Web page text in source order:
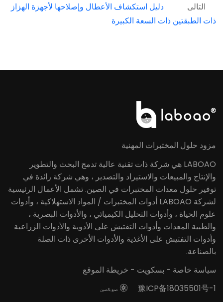
التالى
دليل استكشاف الأعطال وإصلاحها لأجهزة الهزاز
ذات الطبقتين ذات السعة الكبيرة
مزود حلول المختبرات المهنية
LABOAO هي شركة ذات تقنية عالية تدمج البحث والتطوير
والإنتاج والمبيعات والاستيراد والتصدير ، وهي شركة رائدة في
توفير حلول معدات المختبرات في الصين. تشمل الأعمال الرئيسية
لشركة LABOAO أدوات المختبرات / المواد الاستهلاكية ، وأدوات
علوم الحياة ، وأدوات التحليل الكيميائي ، والأدوات البصرية ،
والطبية المعدات وأدوات التفتيش على الأدوية والأدوات الزراعية
وأدوات التفتيش على الأغذية والأدوات الأخرى ذات الصلة
بالصناعة.
سياسة خاصة - بسكويت - خريطة الموقع
豫ICP备18035501号-1
 صنع بالصين